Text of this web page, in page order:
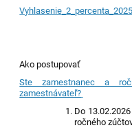
Ako postupovať
Ste zamestnanec a
zamestnávateľ?
Do 13.02.2026
ročného